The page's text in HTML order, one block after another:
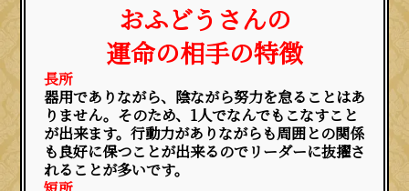
おふどうさんの
運命の相手の特徴
長所
器用でありながら、陰ながら努力を怠ることはあ
りません。そのため、1人でなんでもこなすこと
が出来ます。行動力がありながらも周囲との関係
も良好に保つことが出来るのでリーダーに抜擢さ
れることが多いです。